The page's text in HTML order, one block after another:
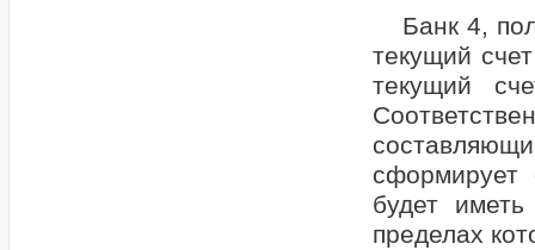
Банк 4,
текущий
текущий
будет
пределах